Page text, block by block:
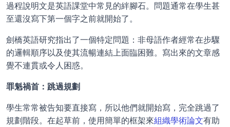
過程說明文是英語課堂中常見的絆腳石。問題通常在學生甚
至還沒寫下第一個字之前就開始了。
劍橋英語研究指出了一個特定問題：非母語作者經常在步驟
的邏輯順序以及使其流暢連結上面臨困難。寫出來的文章感
覺不連貫或令人困惑。
罪魁禍首：跳過規劃
學生常常被告知要直接寫，所以他們就開始寫，完全跳過了
規劃階段。在起草前，使用簡單的框架來組織學術論文有助